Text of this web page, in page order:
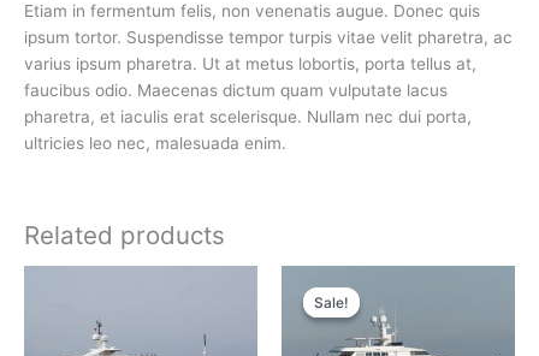
Etiam in fermentum felis, non venenatis augue. Donec quis
ipsum tortor. Suspendisse tempor turpis vitae velit pharetra, ac
varius ipsum pharetra. Ut at metus lobortis, porta tellus at,
faucibus odio. Maecenas dictum quam vulputate lacus
pharetra, et iaculis erat scelerisque. Nullam nec dui porta,
ultricies leo nec, malesuada enim.
Related products
Sale!
Sale!